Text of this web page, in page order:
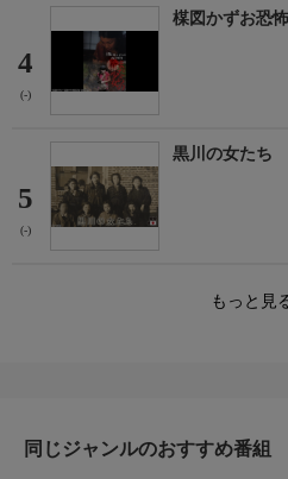
4
(-)
楳図かずお恐
5
(-)
黒川の女たち
もっと
同じジャンルのおすすめ番組